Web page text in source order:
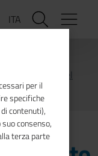
ITA
consulenza del
per il
specifiche
contenuti),
consenso,
terza parte